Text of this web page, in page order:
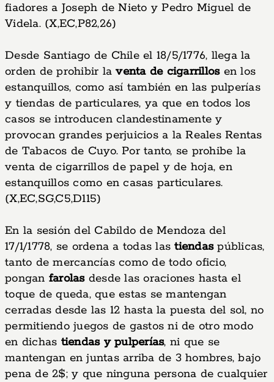
fiadores a Joseph de Nieto y Pedro Miguel de
Videla. (X,EC,P82,26)
Desde Santiago de Chile el 18/5/1776, llega la
orden de prohibir laventa de cigarrillosen los
estanquillos, como así también en las pulperías
y tiendas de particulares, ya que en todos los
casos se introducen clandestinamente y
provocan grandes perjuicios a la Reales Rentas
de Tabacos de Cuyo. Por tanto, se prohibe la
venta de cigarrillos de papel y de hoja, en
estanquillos como en casas particulares.
(X,EC,SG,C5,D115)
En la sesión del Cabildo de Mendoza del
17/1/1778, se ordena a todas lastiendaspúblicas,
tanto de mercancías como de todo oficio,
pongan farolasdesde las oraciones hasta el
toque de queda, que estas se mantengan
cerradas desde las 12 hasta la puesta del sol, no
permitiendo juegos de gastos ni de otro modo
en dichas tiendas y pulperías, ni que se
mantengan en juntas arriba de 3 hombres, bajo
pena de 2$; y que ninguna persona de cualquier